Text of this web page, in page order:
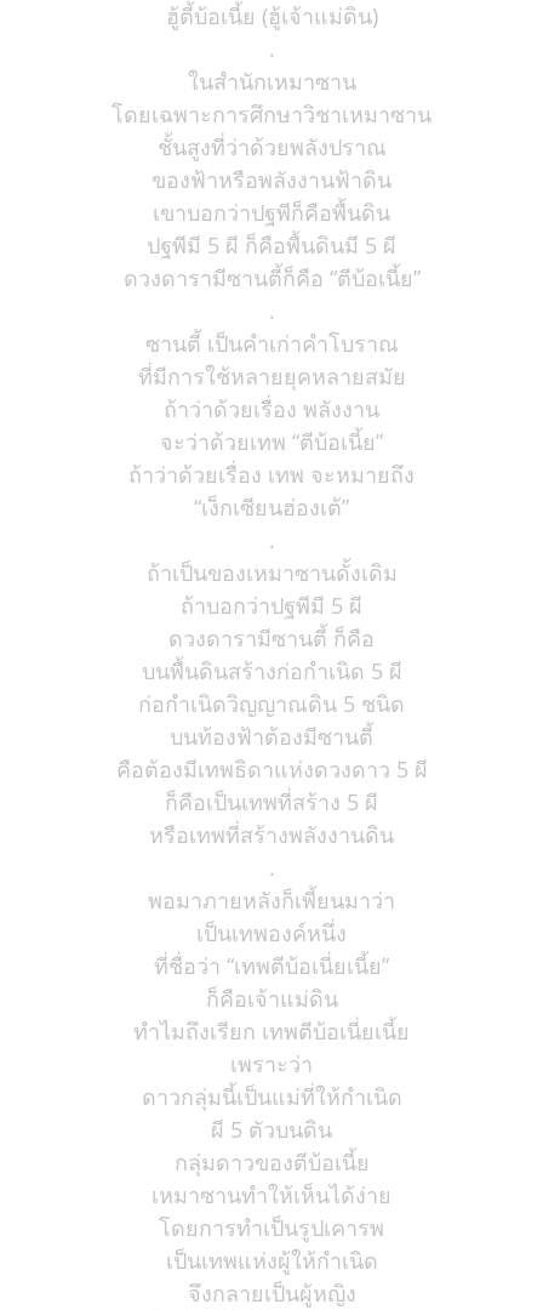
ฮู้ตี้บ้อเนี้ย (ฮู้เจ้าแม่ดิน)
.
ในสำนักเหมาซาน
โดยเฉพาะการศึกษาวิชาเหมาซาน
ชั้นสูงที่ว่าด้วยพลังปราณ
ของฟ้าหรือพลังงานฟ้าดิน
เขาบอกว่าปฐพีก็คือพื้นดิน
ปฐพีมี 5 ผี ก็คือพื้นดินมี 5 ผี
ดวงดารามีซานตี้ก็คือ “ตีบ้อเนี้ย”
.
ซานตี้ เป็นคำเก่าคำโบราณ
ที่มีการใช้หลายยุคหลายสมัย
ถ้าว่าด้วยเรื่อง พลังงาน
จะว่าด้วยเทพ “ตีบ้อเนี้ย”
ถ้าว่าด้วยเรื่อง เทพ จะหมายถึง
“เง็กเซียนฮ่องเต้”
.
ถ้าเป็นของเหมาซานดั้งเดิม
ถ้าบอกว่าปฐพีมี 5 ผี
ดวงดารามีซานตี้ ก็คือ
บนพื้นดินสร้างก่อกำเนิด 5 ผี
ก่อกำเนิดวิญญาณดิน 5 ชนิด
บนท้องฟ้าต้องมีซานตี้
คือต้องมีเทพธิดาแห่งดวงดาว 5 ผี
ก็คือเป็นเทพที่สร้าง 5 ผี
หรือเทพที่สร้างพลังงานดิน
.
พอมาภายหลังก็เพี้ยนมาว่า
เป็นเทพองค์หนึ่ง
ที่ชื่อว่า “เทพตีบ้อเนี่ยเนี้ย”
ก็คือเจ้าแม่ดิน
ทำไมถึงเรียก เทพตีบ้อเนี่ยเนี้ย
เพราะว่า
ดาวกลุ่มนี้เป็นแม่ที่ให้กำเนิด
ผี 5 ตัวบนดิน
กลุ่มดาวของตีบ้อเนี้ย
เหมาซานทำให้เห็นได้ง่าย
โดยการทำเป็นรูปเคารพ
เป็นเทพแห่งผู้ให้กำเนิด
จึงกลายเป็นผู้หญิง